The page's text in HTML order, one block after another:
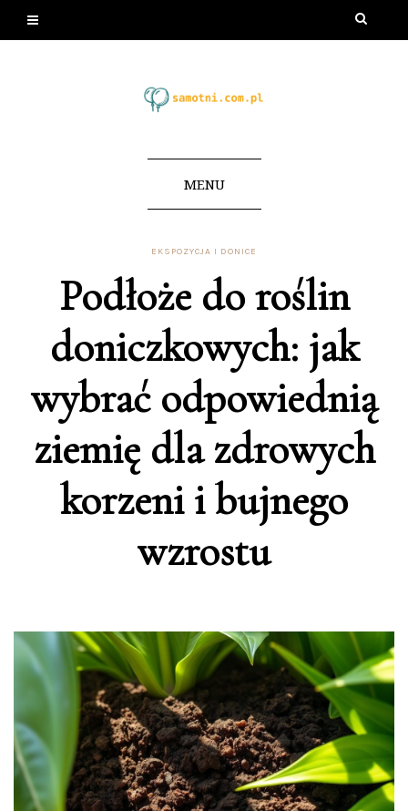
MENU
EKSPOZYCJA I DONICE
Podłoże do roślin
doniczkowych: jak
wybrać odpowiednią
ziemię dla zdrowych
korzeni i bujnego
wzrostu